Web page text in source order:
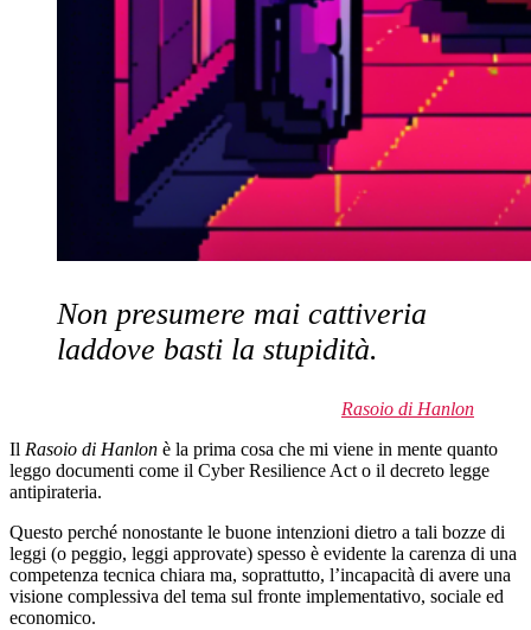
Non presumere mai cattiveria
laddove basti la stupidità.
Rasoio di Hanlon
Il Rasoio di Hanlon è la prima cosa che mi viene in mente quanto
leggo documenti come il Cyber Resilience Act o il decreto legge
antipirateria.
Questo perché nonostante le buone intenzioni dietro a tali bozze di
leggi (o peggio, leggi approvate) spesso è evidente la carenza di una
competenza tecnica chiara ma, soprattutto, l’incapacità di avere una
visione complessiva del tema sul fronte implementativo, sociale ed
economico.